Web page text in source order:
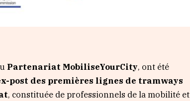
Partenariat MobiliseYourCity, ont été
post des premières lignes de tramways
, constituée de professionnels de la mobilité et